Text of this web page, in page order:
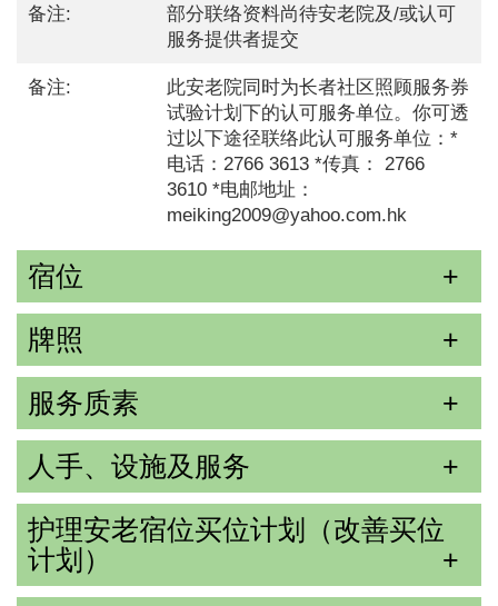
备注:
部分联络资料尚待安老院及/或认可
服务提供者提交
备注:
此安老院同时为长者社区照顾服务券
试验计划下的认可服务单位。你可透
过以下途径联络此认可服务单位：*
电话：2766 3613 *传真： 2766
3610 *电邮地址：
meiking2009@yahoo.com.hk
宿位
牌照
服务质素
人手、设施及服务
护理安老宿位买位计划（改善买位
计划）